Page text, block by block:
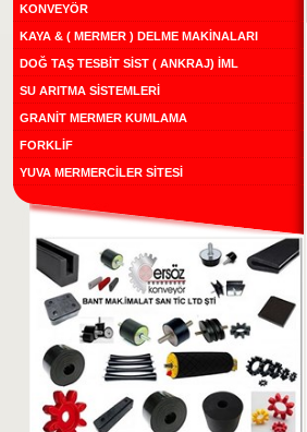
KONVEYÖR
KAYA & ( MERMER ) DELME MAKİNALARI
DOĞ TAŞ TESBİT SİST ( ANKRAJ) İML
SU ARITMA SİSTEMLERİ
GRANİT MERMER KUMLAMA
FORKLİF
YUVA MERMERCİLER SİTESİ